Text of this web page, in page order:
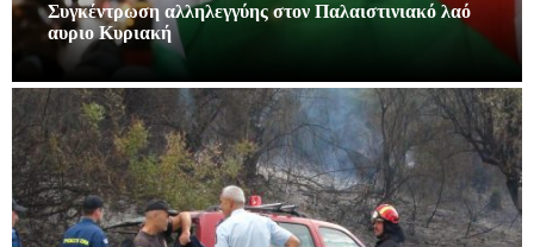
Συγκέντρωση αλληλεγγύης στον Παλαιστινιακό λαό
αυριο Κυριακή